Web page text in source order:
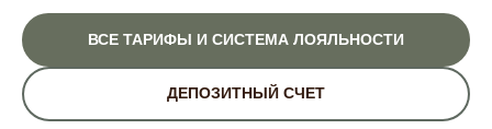
ВСЕ ТАРИФЫ И СИСТЕМА ЛОЯЛЬНОСТИ
ДЕПОЗИТНЫЙ СЧЕТ